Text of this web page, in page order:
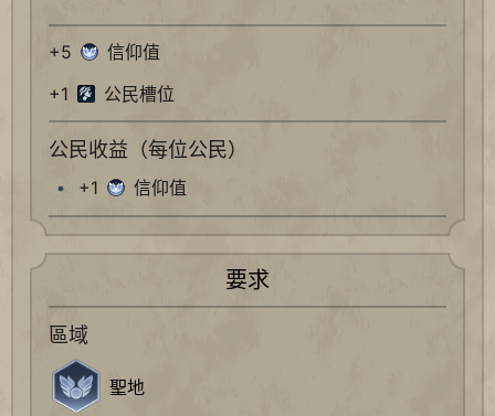
+5
信仰值
+1
公民槽位
公民收益（每位公民）
+1 信仰值
要求
區域
聖地